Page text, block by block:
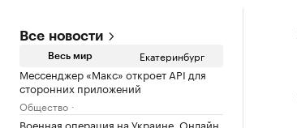
Все новости
Весь мир Екатеринбург
Мессенджер «Макс» откроет API для
сторонних приложений
Общество
Военная операция на Украине. Онлайн